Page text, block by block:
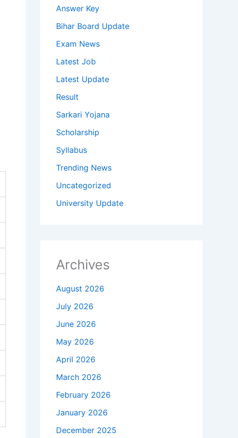
Answer Key
Bihar Board Update
Exam News
Latest Job
Latest Update
Result
Sarkari Yojana
Scholarship
Syllabus
Trending News
Uncategorized
University Update
Archives
August 2026
July 2026
June 2026
May 2026
April 2026
March 2026
February 2026
January 2026
December 2025